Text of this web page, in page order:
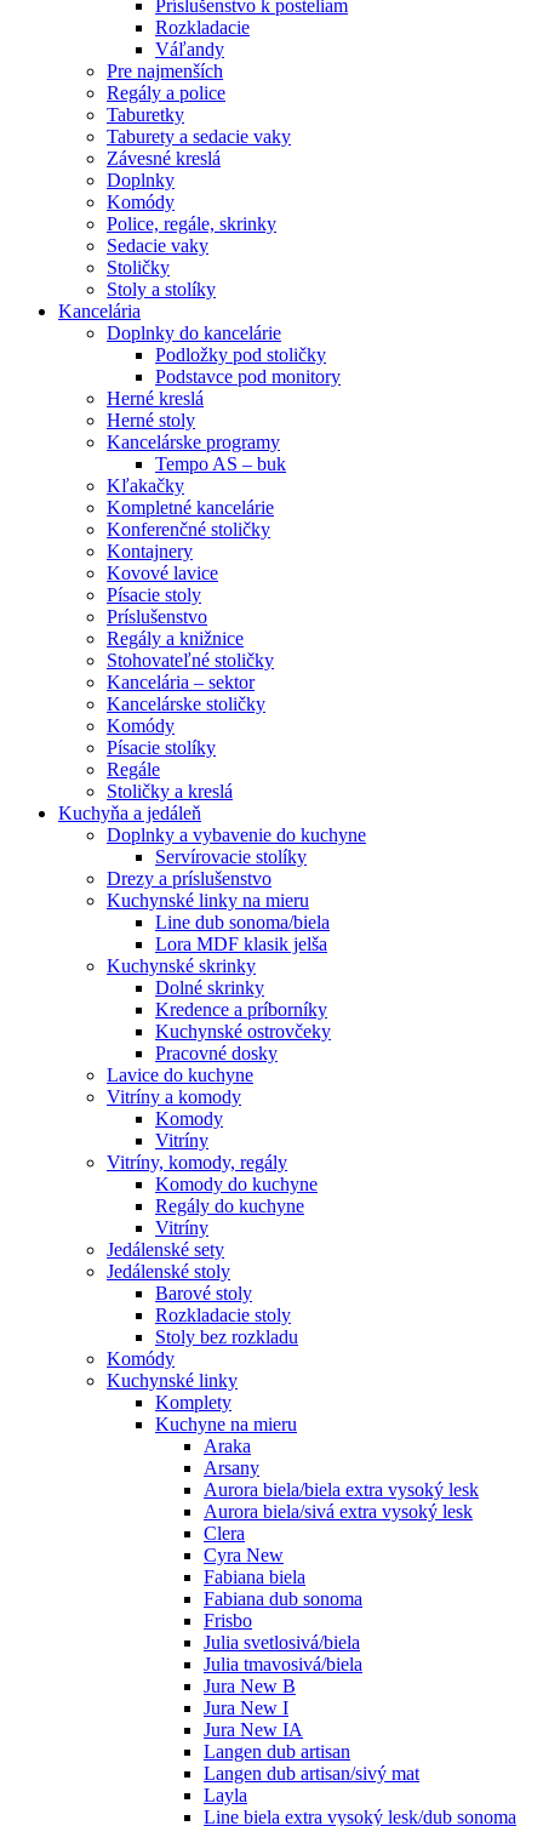
Príslušenstvo k posteliam
Rozkladacie
Váľandy
Pre najmenších
Regály a police
Taburetky
Taburety a sedacie vaky
Závesné kreslá
Doplnky
Komódy
Police, regále, skrinky
Sedacie vaky
Stoličky
Stoly a stolíky
Kancelária
Doplnky do kancelárie
Podložky pod stoličky
Podstavce pod monitory
Herné kreslá
Herné stoly
Kancelárske programy
Tempo AS – buk
Kľakačky
Kompletné kancelárie
Konferenčné stoličky
Kontajnery
Kovové lavice
Písacie stoly
Príslušenstvo
Regály a knižnice
Stohovateľné stoličky
Kancelária – sektor
Kancelárske stoličky
Komódy
Písacie stolíky
Regále
Stoličky a kreslá
Kuchyňa a jedáleň
Doplnky a vybavenie do kuchyne
Servírovacie stolíky
Drezy a príslušenstvo
Kuchynské linky na mieru
Line dub sonoma/biela
Lora MDF klasik jelša
Kuchynské skrinky
Dolné skrinky
Kredence a príborníky
Kuchynské ostrovčeky
Pracovné dosky
Lavice do kuchyne
Vitríny a komody
Komody
Vitríny
Vitríny, komody, regály
Komody do kuchyne
Regály do kuchyne
Vitríny
Jedálenské sety
Jedálenské stoly
Barové stoly
Rozkladacie stoly
Stoly bez rozkladu
Komódy
Kuchynské linky
Komplety
Kuchyne na mieru
Araka
Arsany
Aurora biela/biela extra vysoký lesk
Aurora biela/sivá extra vysoký lesk
Clera
Cyra New
Fabiana biela
Fabiana dub sonoma
Frisbo
Julia svetlosivá/biela
Julia tmavosivá/biela
Jura New B
Jura New I
Jura New IA
Langen dub artisan
Langen dub artisan/sivý mat
Layla
Line biela extra vysoký lesk/dub sonoma